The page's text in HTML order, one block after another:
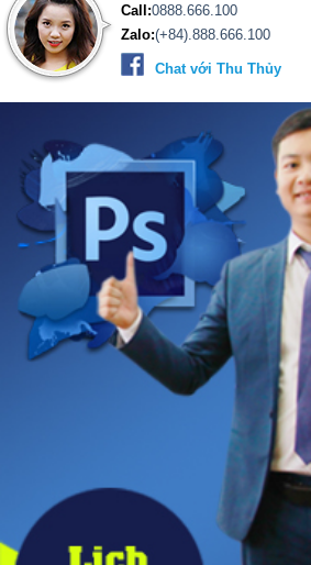
Call:0888.666.100
Zalo:(+84).888.666.100
Chat với Thu Thủy